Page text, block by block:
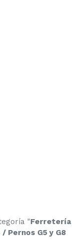
"Ferretería
Pernos G5 y G8